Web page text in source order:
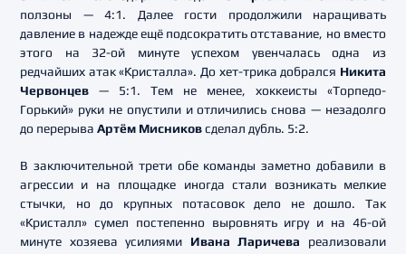
ползоны — 4:1. Далее гости продолжили наращивать
давление в надежде ещё подсократить отставание, но вместо
этого на 32-ой минуте успехом увенчалась одна из
редчайших атак «Кристалла». До хет-трика добрался Никита
Червонцев — 5:1. Тем не менее, хоккеисты «Торпедо-
Горький» руки не опустили и отличились снова — незадолго
до перерыва Артём Мисниковсделал дубль. 5:2.
В заключительной трети обе команды заметно добавили в
агрессии и на площадке иногда стали возникать мелкие
стычки, но до крупных потасовок дело не дошло. Так
«Кристалл» сумел постепенно выровнять игру и на 46-ой
минуте хозяева усилиями Ивана Ларичева реализовали